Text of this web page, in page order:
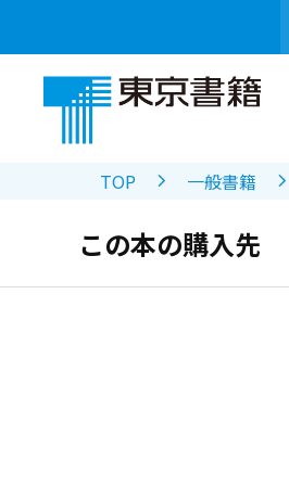
TOP 一般書籍
この本の購入先